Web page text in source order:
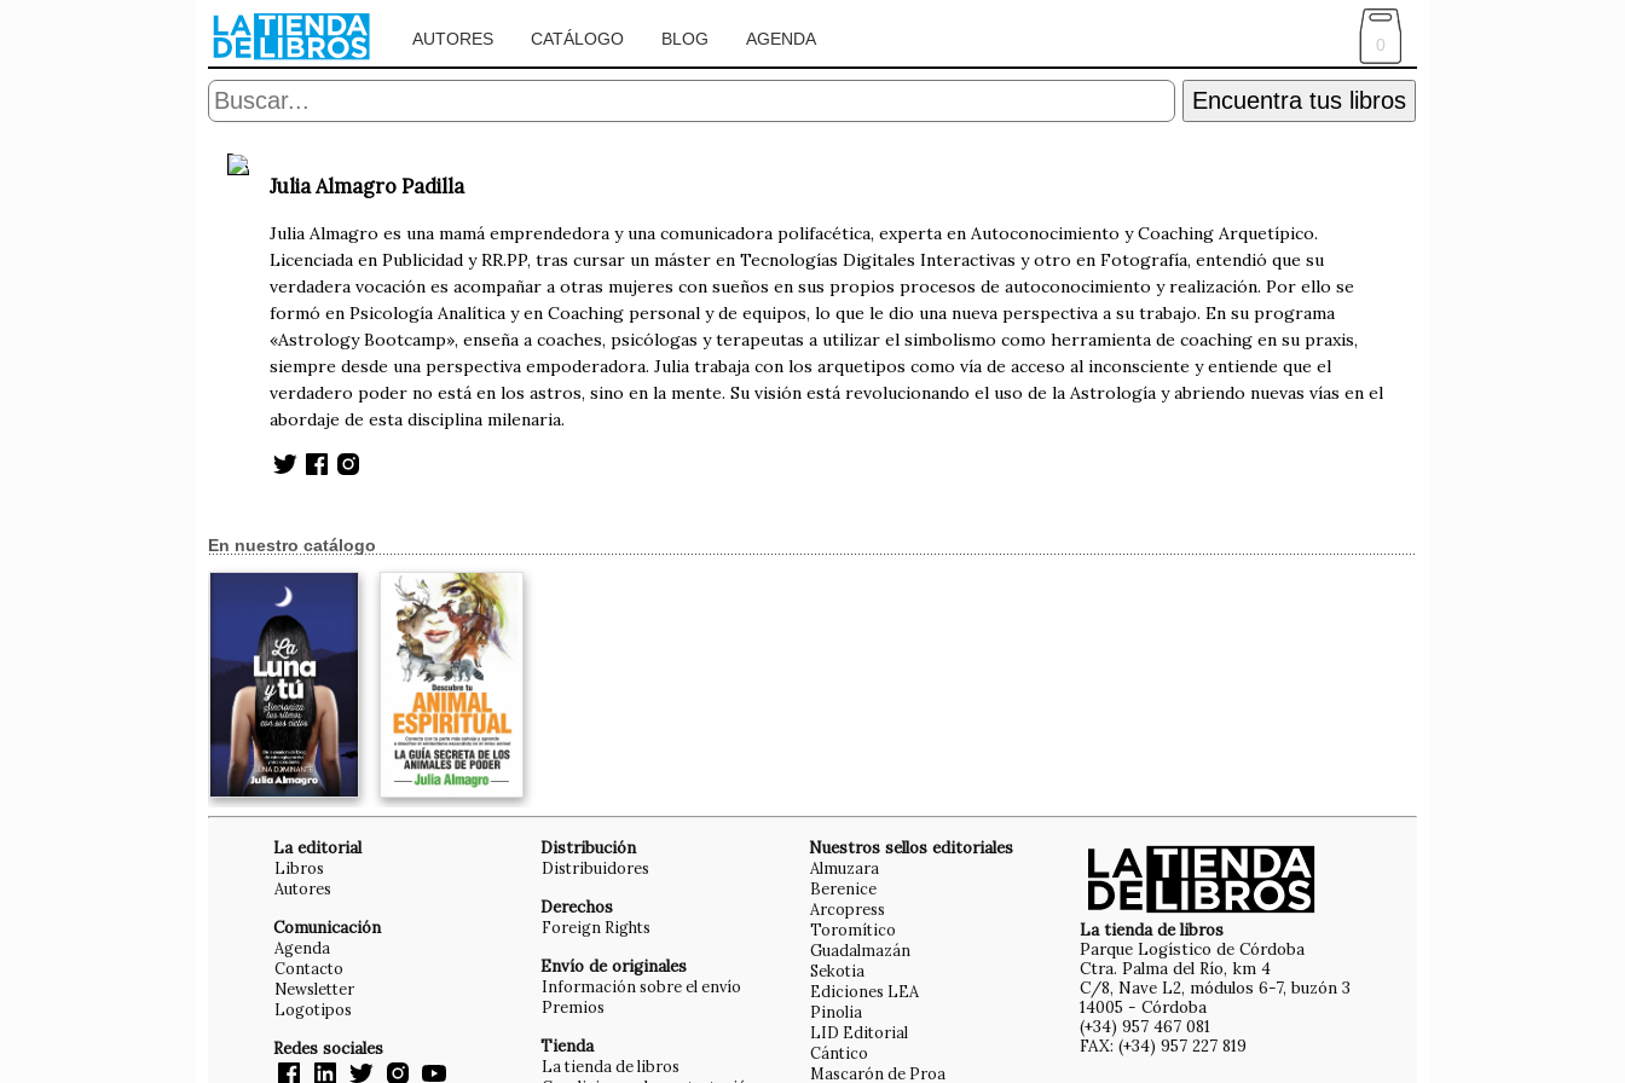
AUTORES CATÁLOGO BLOG AGENDA 0
Encuentra tus libros
Julia Almagro Padilla
Julia Almagro es una mamá emprendedora y una comunicadora polifacética, experta en Autoconocimiento y Coaching Arquetípico.
Licenciada en Publicidad y RR.PP, tras cursar un máster en Tecnologías Digitales Interactivas y otro en Fotografía, entendió que su
verdadera vocación es acompañar a otras mujeres con sueños en sus propios procesos de autoconocimiento y realización. Por ello se
formó en Psicología Analítica y en Coaching personal y de equipos, lo que le dio una nueva perspectiva a su trabajo. En su programa
«Astrology Bootcamp», enseña a coaches, psicólogas y terapeutas a utilizar el simbolismo como herramienta de coaching en su praxis,
siempre desde una perspectiva empoderadora. Julia trabaja con los arquetipos como vía de acceso al inconsciente y entiende que el
verdadero poder no está en los astros, sino en la mente. Su visión está revolucionando el uso de la Astrología y abriendo nuevas vías en el
abordaje de esta disciplina milenaria.
En nuestro catálogo
La editorial
Libros
Autores
Comunicación
Agenda
Contacto
Newsletter
Logotipos
Redes sociales
Distribución
Distribuidores
Derechos
Foreign Rights
Envío de originales
Información sobre el envío
Premios
Tienda
La tienda de libros
Nuestros sellos editoriales
Almuzara
Berenice
Arcopress
Toromítico
Guadalmazán
Sekotia
Ediciones LEA
Pinolia
LID Editorial
Cántico
Mascarón de Proa
La tienda de libros
Parque Logístico de Córdoba
Ctra. Palma del Río, km 4
C/8, Nave L2, módulos 6-7, buzón 3
14005 - Córdoba
(+34) 957 467 081
FAX: (+34) 957 227 819